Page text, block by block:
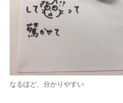
なるほど、分かりやすい